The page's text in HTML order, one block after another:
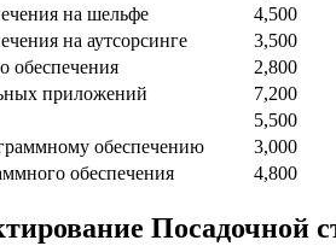
на шельфе
4,500
на аутсорсинге
3,500
обеспечения
2,800
приложений
7,200
5,500
обеспечению
3,000
обеспечения
4,800
Посадочной